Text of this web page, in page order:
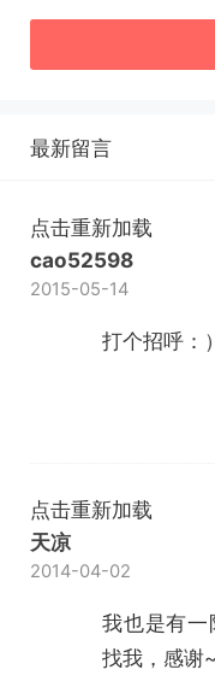
最新留言
点击重新加载
cao52598
2015-05-14
打个招呼：）
点击重新加载
天凉
2014-04-02
我也是有
找我，感谢~